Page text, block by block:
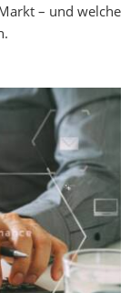
– und welche